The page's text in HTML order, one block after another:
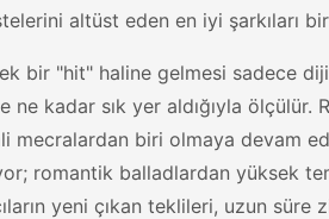
altüst eden en iyi şarkıları
bir "hit" haline gelmesi sadece
ne kadar sık yer aldığıyla ölçülür.
mecralardan biri olmaya devam
romantik balladlardan yüksek
yeni çıkan teklileri, uzun